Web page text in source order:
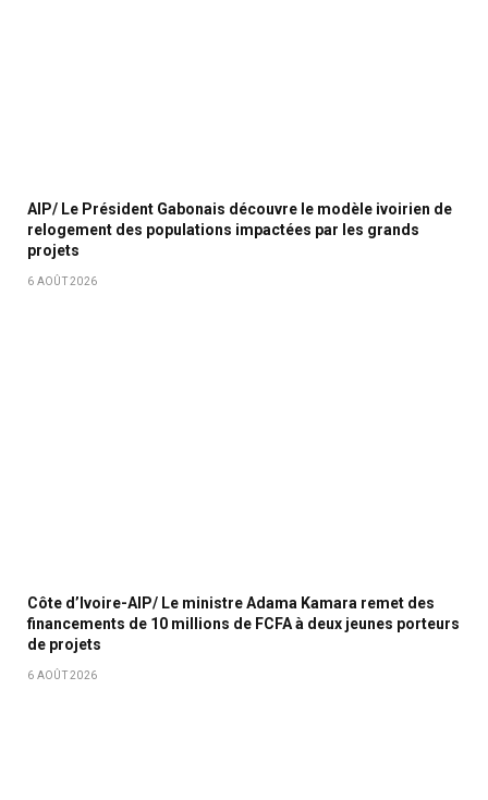
AIP/ Le Président Gabonais découvre le modèle ivoirien de
relogement des populations impactées par les grands
projets
6 AOÛT 2026
Côte d’Ivoire-AIP/ Le ministre Adama Kamara remet des
financements de 10 millions de FCFA à deux jeunes porteurs
de projets
6 AOÛT 2026